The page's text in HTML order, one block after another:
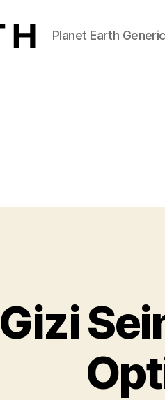
Planet Earth
Gizi